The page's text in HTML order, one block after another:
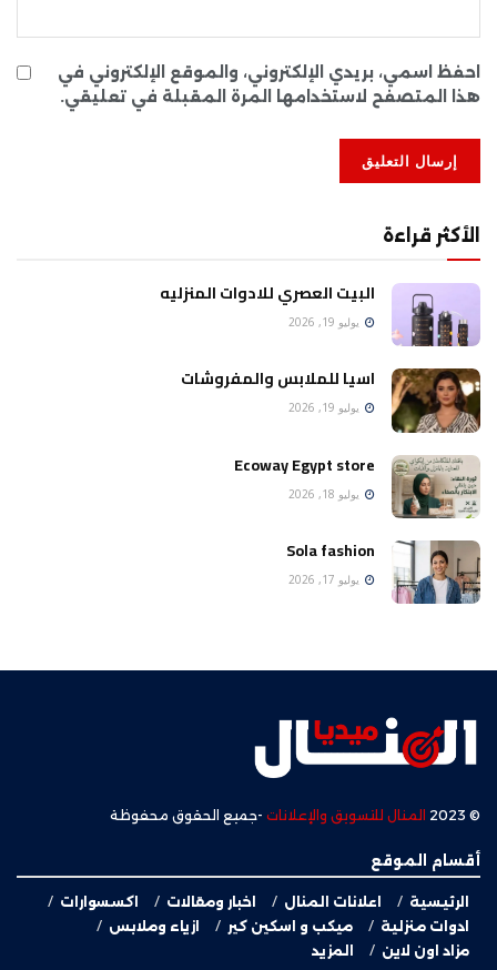
احفظ اسمي، بريدي الإلكتروني، والموقع الإلكتروني في
هذا المتصفح لاستخدامها المرة المقبلة في تعليقي.
الأكثر قراءة
البيت العصري للادوات المنزليه
يوليو 19, 2026
اسيا للملابس والمفروشات
يوليو 19, 2026
Ecoway Egypt store
يوليو 18, 2026
Sola fashion
يوليو 17, 2026
© 2023 المنال للتسويق والإعلانات -جميع الحقوق محفوظة
أقسام الموقع
الرئيسية اعلانات المنال اخبار ومقالات
اكسسوارات
ادوات منزلية
ميكب و اسكين كير
ازياء وملابس
مزاد اون لاين
المزيد